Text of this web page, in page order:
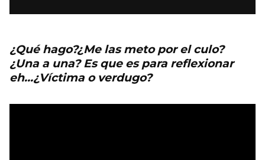
¿Qué hago?¿Me las meto por el culo?
¿Una a una? Es que es para reflexionar
eh...¿Víctima o verdugo?